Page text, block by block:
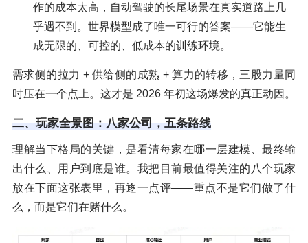
作的成本太高，自动驾驶的长尾场景在真实道路上几
乎遇不到。世界模型成了唯一可行的答案——它能生
成无限的、可控的、低成本的训练环境。
需求侧的拉力 + 供给侧的成熟 + 算力的转移，三股力量同
时压在一个点上。这才是 2026 年初这场爆发的真正动因。
二、玩家全景图：八家公司，五条路线
理解当下格局的关键，是看清每家在哪一层建模、最终输
出什么、用户到底是谁。我把目前最值得关注的八个玩家
放在下面这张表里，再逐一点评——重点不是它们做了什
么，而是它们在赌什么。